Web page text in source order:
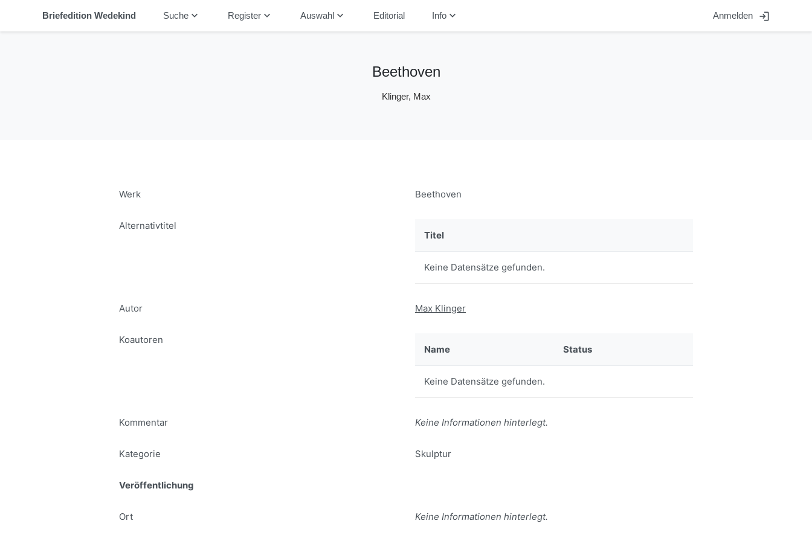
Briefedition Wedekind Suchekeyboard_arrow_down Registerkeyboard_arrow_down Auswahlkeyboard_arrow_down Editorial Infokeyboard_arrow_down Anmelden login
Beethoven
Klinger, Max
Werk Beethoven
Alternativtitel
Titel
Keine Datensätze gefunden.
Autor Max Klinger
Koautoren
Name
Status
Keine Datensätze gefunden.
Kommentar Keine Informationen hinterlegt.
Kategorie Skulptur
Veröffentlichung
Ort Keine Informationen hinterlegt.